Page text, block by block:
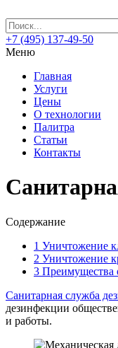
+7 (495) 137-49-50
Меню
Главная
Услуги
Цены
О технологии
Палитра
Статьи
Контакты
Содержание
1 Уничтожение
2 Уничтожение
3 Преимущества
Санитарная служба
дезинфекции
и работы.